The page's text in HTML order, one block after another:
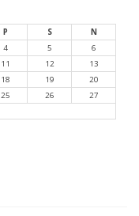
P S
N
4 5
6
11 12
13
18 19
20
25 26
27